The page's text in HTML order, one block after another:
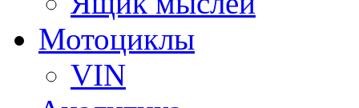
Мотоциклы
VIN